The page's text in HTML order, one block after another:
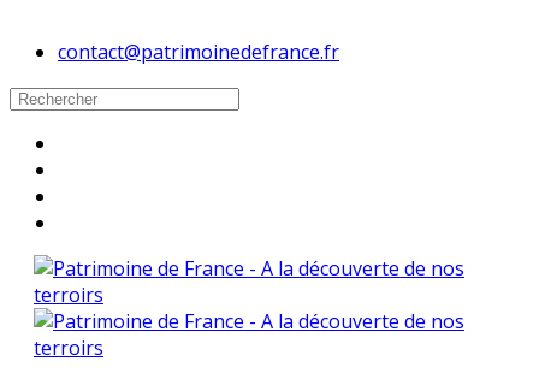
contact@patrimoinedefrance.fr